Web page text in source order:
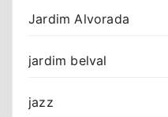
Jardim Alvorada
jardim belval
jazz